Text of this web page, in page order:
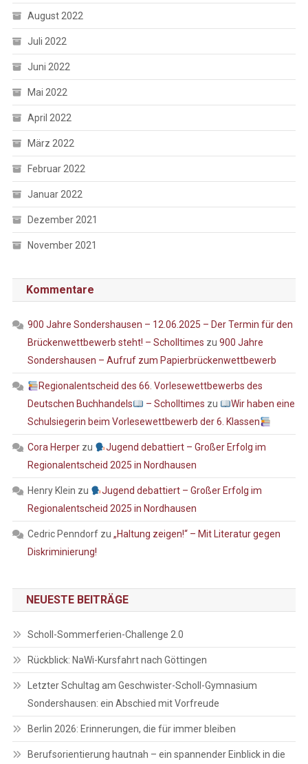
August 2022
Juli 2022
Juni 2022
Mai 2022
April 2022
März 2022
Februar 2022
Januar 2022
Dezember 2021
November 2021
Kommentare
900 Jahre Sondershausen – 12.06.2025 – Der Termin für den
Brückenwettbewerb steht! – Scholltimes zu 900 Jahre
Sondershausen – Aufruf zum Papierbrückenwettbewerb
Regionalentscheid des 66. Vorlesewettbewerbs des
Deutschen Buchhandels
– Scholltimes zu
Wir haben eine
Schulsiegerin beim Vorlesewettbewerb der 6. Klassen
Cora Herperzu
Jugend debattiert – Großer Erfolg im
Regionalentscheid 2025 in Nordhausen
Henry Klein zu
Jugend debattiert – Großer Erfolg im
Regionalentscheid 2025 in Nordhausen
Cedric Penndorfzu „Haltung zeigen!“ – Mit Literatur gegen
Diskriminierung!
NEUESTE BEITRÄGE
Scholl-Sommerferien-Challenge 2.0
Rückblick: NaWi-Kursfahrt nach Göttingen
Letzter Schultag am Geschwister-Scholl-Gymnasium
Sondershausen: ein Abschied mit Vorfreude
Berlin 2026: Erinnerungen, die für immer bleiben
Berufsorientierung hautnah – ein spannender Einblick in die